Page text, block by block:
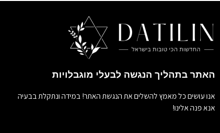
האתר בתהליך הנגשה לבעלי מוגבלויות
אנו עושים כל מאמץ להשלים את הנגשת האתר! במידה ונתקלת בבעיה
אנא פנה אלינו!